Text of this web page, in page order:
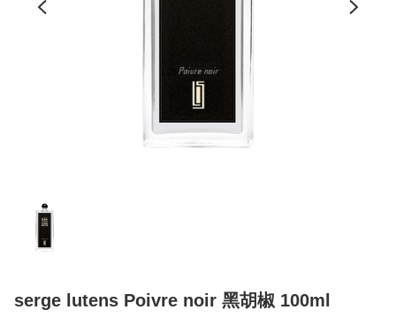
serge lutens Poivre noir 黑胡椒 100ml